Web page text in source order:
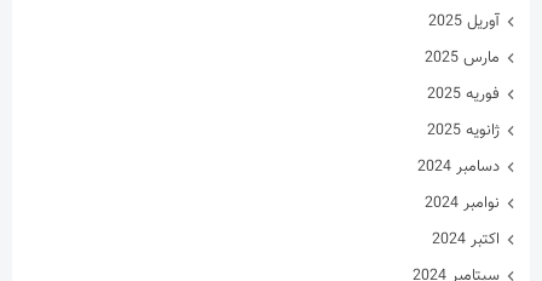
آوریل 2025
مارس 2025
فوریه 2025
ژانویه 2025
دسامبر 2024
نوامبر 2024
اکتبر 2024